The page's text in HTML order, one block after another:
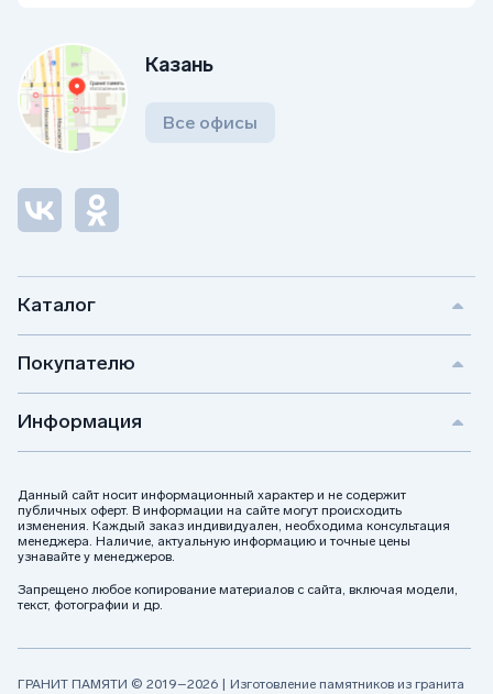
Каталог
Покупателю
Информация
Данный сайт носит информационный характер и не содержит
публичных оферт. В информации на сайте могут происходить
изменения. Каждый заказ индивидуален, необходима консультация
менеджера. Наличие, актуальную информацию и точные цены
узнавайте у менеджеров.
Запрещено любое копирование материалов с сайта, включая модели,
текст, фотографии и др.
Казань
Все офисы
ГРАНИТ ПАМЯТИ © 2019–2026 | Изготовление памятников из гранита